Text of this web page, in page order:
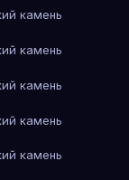
камень
камень
камень
камень
камень